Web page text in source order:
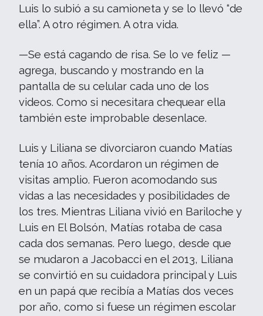
Luis lo subió a su camioneta y se lo llevó “de
ella”. A otro régimen. A otra vida.
—Se está cagando de risa. Se lo ve feliz —
agrega, buscando y mostrando en la
pantalla de su celular cada uno de los
videos. Como si necesitara chequear ella
también este improbable desenlace.
Luis y Liliana se divorciaron cuando Matías
tenía 10 años. Acordaron un régimen de
visitas amplio. Fueron acomodando sus
vidas a las necesidades y posibilidades de
los tres. Mientras Liliana vivió en Bariloche y
Luis en El Bolsón, Matías rotaba de casa
cada dos semanas. Pero luego, desde que
se mudaron a Jacobacci en el 2013, Liliana
se convirtió en su cuidadora principal y Luis
en un papá que recibía a Matías dos veces
por año, como si fuese un régimen escolar